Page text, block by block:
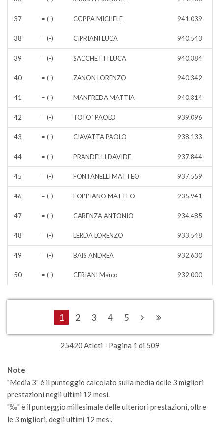
37 = (-) COPPA MICHELE 941.039
38 = (-) CIPRIANI LUCA 940.543
39 = (-) SACCHETTI LUCA 940.384
40 = (-) ZANON LORENZO 940.342
41 = (-) MANFREDA MATTIA 940.314
42 = (-) TOTO` PAOLO 939.096
43 = (-) CIAVATTA PAOLO 938.133
44 = (-) PRANDELLI DAVIDE 937.844
45 = (-) FONTANELLI MATTEO 937.559
46 = (-) FOPPIANO MATTEO 935.941
47 = (-) CARENZA ANTONIO 934.485
48 = (-) LERDA LORENZO 933.548
49 = (-) BAIS ANDREA 932.630
50 = (-) CERIANI Marco 932.000
1 2 3 4 5
25420 Atleti - Pagina 1 di 509
Note
"Media 3" è il punteggio calcolato sulla media delle 3 migliori
prestazioni negli ultimi 12 mesi.
"‰" è il punteggio millesimale delle ulteriori prestazioni, oltre
le 3 migliori, degli ultimi 12 mesi.